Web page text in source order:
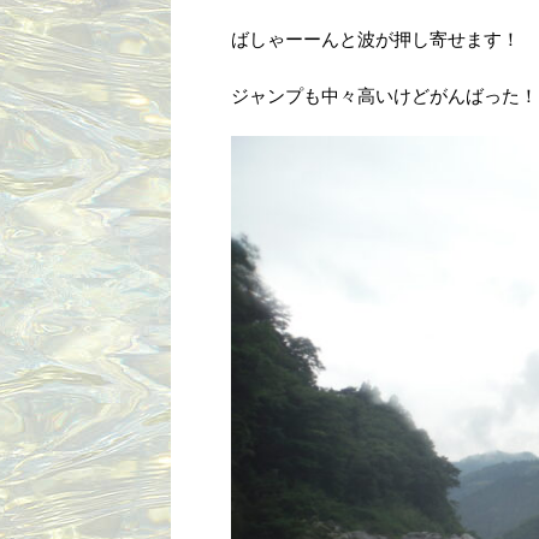
ばしゃーーんと波が押し寄せます！
ジャンプも中々高いけどがんばった